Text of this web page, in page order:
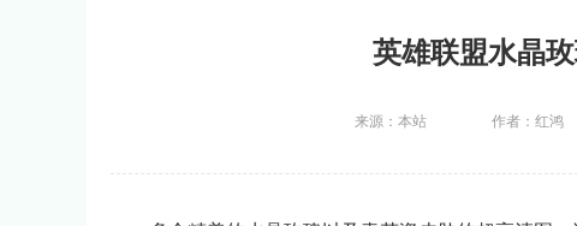
英雄联盟水晶
来源：本站 作者：红鸿